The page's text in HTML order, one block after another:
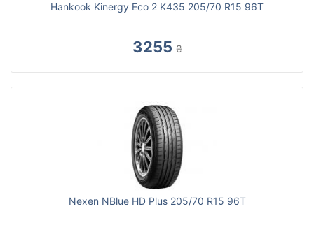
Hankook Kinergy Eco 2 K435 205/70 R15 96T
3255 ₴
Nexen NBlue HD Plus 205/70 R15 96T